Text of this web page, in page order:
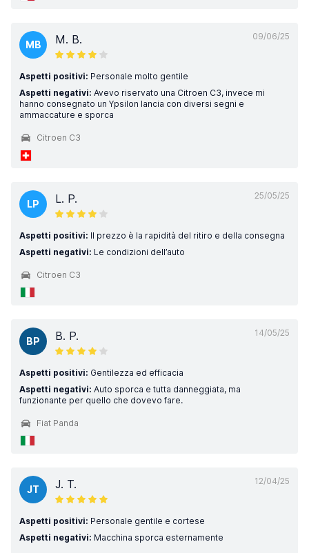
09/06/25
MB M. B.
Aspetti positivi: Personale molto gentile
Aspetti negativi: Avevo riservato una Citroen C3, invece mi
hanno consegnato un Ypsilon lancia con diversi segni e
ammaccature e sporca
Citroen C3
25/05/25
LP L. P.
Aspetti positivi: Il prezzo è la rapidità del ritiro e della consegna
Aspetti negativi: Le condizioni dell’auto
Citroen C3
14/05/25
BP B. P.
Aspetti positivi: Gentilezza ed efficacia
Aspetti negativi: Auto sporca e tutta danneggiata, ma
funzionante per quello che dovevo fare.
Fiat Panda
12/04/25
JT J. T.
Aspetti positivi: Personale gentile e cortese
Aspetti negativi: Macchina sporca esternamente